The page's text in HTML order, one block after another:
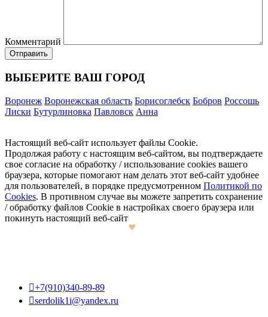
Комментарий
ВЫБЕРИТЕ ВАШ ГОРОД
Воронеж Воронежская область Борисоглебск Бобров Россошь
Лиски Бутурлиновка Павловск Анна
Настоящий веб-сайт использует файлы Cookie.
Продолжая работу с настоящим веб-сайтом, вы подтверждаете
свое согласие на обработку / использование cookies вашего
браузера, которые помогают нам делать этот веб-сайт удобнее
для пользователей, в порядке предусмотренном Политикой по
Cookies. В противном случае вы можете запретить сохранение
/ обработку файлов Cookie в настройках своего браузера или
покинуть настоящий веб-сайт
+7(910)340-89-89
serdolik1i@yandex.ru